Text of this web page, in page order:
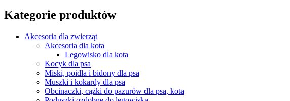
Kategorie produktów
Akcesoria dla zwierząt
Akcesoria dla kota
Legowisko dla kota
Kocyk dla psa
Miski, poidła i bidony dla psa
Muszki i kokardy dla psa
Obcinaczki, cążki do pazurów dla psa, kota